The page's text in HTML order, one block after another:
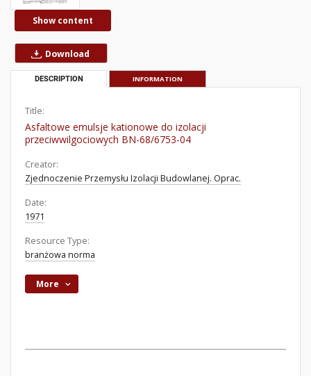
Show content
Download
DESCRIPTION INFORMATION
Title:
Asfaltowe emulsje kationowe do izolacji
przeciwwilgociowych BN-68/6753-04
Creator:
Zjednoczenie Przemysłu Izolacji Budowlanej. Oprac.
Date:
1971
Resource Type:
branżowa norma
More